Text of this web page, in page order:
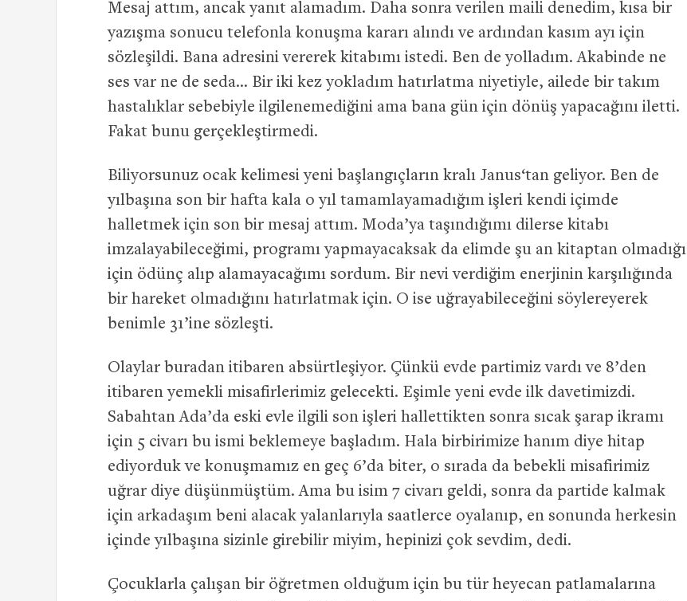
Mesaj attım, ancak yanıt alamadım. Daha sonra verilen maili denedim, kısa bir
yazışma sonucu telefonla konuşma kararı alındı ve ardından kasım ayı için
sözleşildi. Bana adresini vererek kitabımı istedi. Ben de yolladım. Akabinde ne
ses var ne de seda… Bir iki kez yokladım hatırlatma niyetiyle, ailede bir takım
hastalıklar sebebiyle ilgilenemediğini ama bana gün için dönüş yapacağını iletti.
Fakat bunu gerçekleştirmedi.
Biliyorsunuz ocak kelimesi yeni başlangıçların kralı Janus‘tan geliyor. Ben de
yılbaşına son bir hafta kala o yıl tamamlayamadığım işleri kendi içimde
halletmek için son bir mesaj attım. Moda’ya taşındığımı dilerse kitabı
imzalayabileceğimi, programı yapmayacaksak da elimde şu an kitaptan olmadığı
için ödünç alıp alamayacağımı sordum. Bir nevi verdiğim enerjinin karşılığında
bir hareket olmadığını hatırlatmak için. O ise uğrayabileceğini söylereyerek
benimle 31’ine sözleşti.
Olaylar buradan itibaren absürtleşiyor. Çünkü evde partimiz vardı ve 8’den
itibaren yemekli misafirlerimiz gelecekti. Eşimle yeni evde ilk davetimizdi.
Sabahtan Ada’da eski evle ilgili son işleri hallettikten sonra sıcak şarap ikramı
için 5 civarı bu ismi beklemeye başladım. Hala birbirimize hanım diye hitap
ediyorduk ve konuşmamız en geç 6’da biter, o sırada da bebekli misafirimiz
uğrar diye düşünmüştüm. Ama bu isim 7 civarı geldi, sonra da partide kalmak
için arkadaşım beni alacak yalanlarıyla saatlerce oyalanıp, en sonunda herkesin
içinde yılbaşına sizinle girebilir miyim, hepinizi çok sevdim, dedi.
Çocuklarla çalışan bir öğretmen olduğum için bu tür heyecan patlamalarına